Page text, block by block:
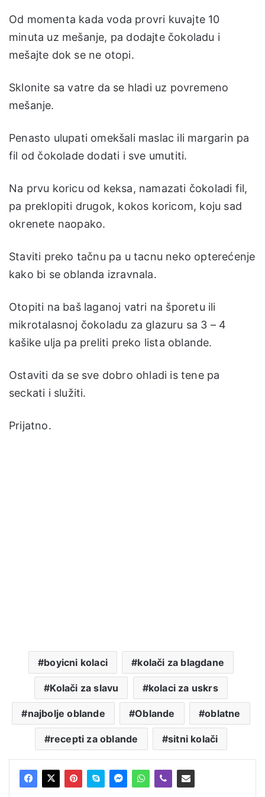
Od momenta kada voda provri kuvajte 10
minuta uz mešanje, pa dodajte čokoladu i
mešajte dok se ne otopi.
Sklonite sa vatre da se hladi uz povremeno
mešanje.
Penasto ulupati omekšali maslac ili margarin pa
fil od čokolade dodati i sve umutiti.
Na prvu koricu od keksa, namazati čokoladi fil,
pa preklopiti drugok, kokos koricom, koju sad
okrenete naopako.
Staviti preko tačnu pa u tacnu neko opterećenje
kako bi se oblanda izravnala.
Otopiti na baš laganoj vatri na šporetu ili
mikrotalasnoj čokoladu za glazuru sa 3 – 4
kašike ulja pa preliti preko lista oblande.
Ostaviti da se sve dobro ohladi is tene pa
seckati i služiti.
Prijatno.
boyicni kolaci kolači za blagdane
Kolači za slavu kolaci za uskrs
najbolje oblande Oblande oblatne
recepti za oblande sitni kolači